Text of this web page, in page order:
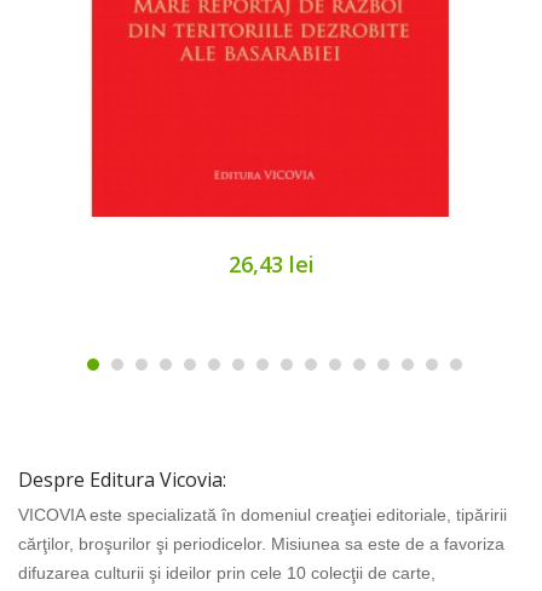
26,43 lei
Despre Editura Vicovia:
VICOVIA este specializată în domeniul creaţiei editoriale, tipăririi
cărţilor, broşurilor şi periodicelor. Misiunea sa este de a favoriza
difuzarea culturii şi ideilor prin cele 10 colecţii de carte,